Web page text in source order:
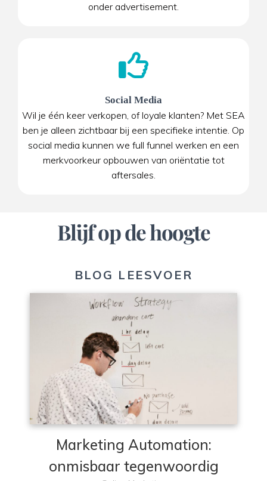
onder advertisement.
Social Media
Wil je één keer verkopen, of loyale klanten? Met SEA
ben je alleen zichtbaar bij een specifieke intentie. Op
social media kunnen we full funnel werken en een
merkvoorkeur opbouwen van oriëntatie tot
aftersales.
Blijf op de hoogte
BLOG LEESVOER
Marketing Automation:
onmisbaar tegenwoordig